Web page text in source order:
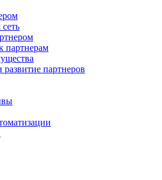
партнерам
партнеров